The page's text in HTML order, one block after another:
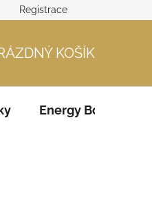
prodejce – ověření věku
Registrace
KOŠÍK
Energy Boosters